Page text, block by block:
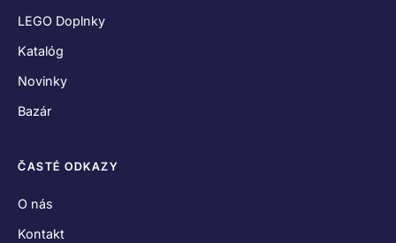
LEGO Doplnky
Katalóg
Novinky
Bazár
ČASTÉ ODKAZY
O nás
Kontakt